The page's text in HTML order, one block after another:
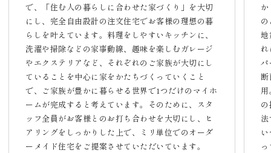
で、「住む人の暮らしに合わせた家づくり」を大切
にし、完全自由設計の注文住宅でお客様の理想の暮
らしを叶えています。料理をしやすいキッチンに、
洗濯や掃除などの家事動線、趣味を楽しむガレージ
やエクステリアなど、それぞれのご家族が大切にし
ていることを中心に家をかたちづくっていくこと
で、ご家族が豊かに暮らせる世界で1つだけのマイホ
ームが完成すると考えています。そのために、スタ
ッフ全員がお客様とのお打ち合わせを大切にし、ヒ
アリングをしっかりした上で、ミリ単位でのオーダ
ーメイド住宅をご提案させていただいています。
地